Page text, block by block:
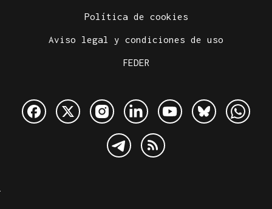
Política de cookies
Aviso legal y condiciones de uso
FEDER